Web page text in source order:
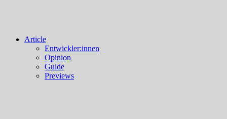
Article
Entwickler:innen
Opinion
Guide
Previews